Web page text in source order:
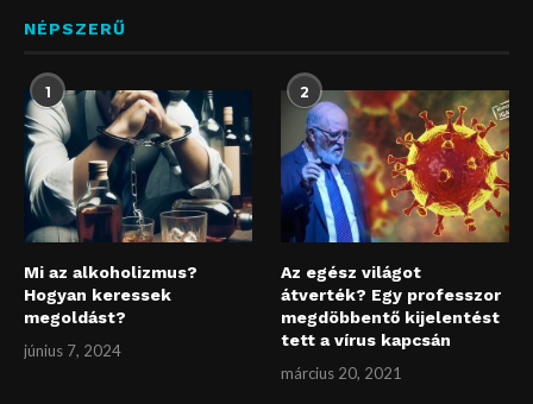
NÉPSZERŰ
1
Mi az alkoholizmus?
Hogyan keressek
megoldást?
június 7, 2024
2
Az egész világot
átverték? Egy professzor
megdöbbentő kijelentést
tett a vírus kapcsán
március 20, 2021